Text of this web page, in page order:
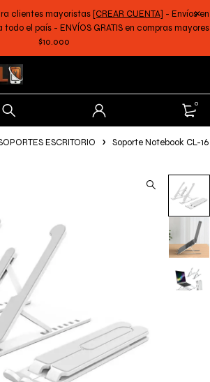
clientes mayoristas [CREAR CUENTA] - Envíos en
el país - ENVÍOS GRATIS en compras mayores
$10.000
0
ESCRITORIO
Soporte Notebook CL-16